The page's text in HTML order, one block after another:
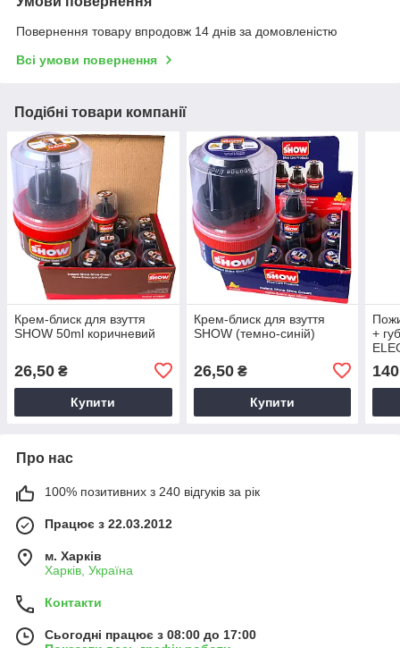
Повернення товару впродовж 14 днів за домовленістю
Всі умови повернення
Подібні товари компанії
Крем-блиск для взуття
SHOW 50ml коричневий
26,50 ₴
Купити
Крем-блиск для взуття
SHOW (темно-синій)
26,50₴
Купити
+
140
Про нас
100% позитивних з 240 відгуків за рік
Працює з 22.03.2012
м. Харків
Харків, Україна
Контакти
Сьогодні працює з 08:00 до 17:00